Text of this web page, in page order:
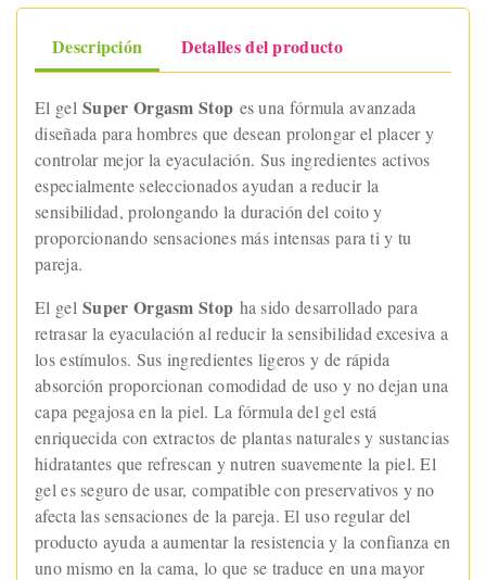
Descripción Detalles del producto
El gelSuper Orgasm Stop es una fórmula avanzada
diseñada para hombres que desean prolongar el placer y
controlar mejor la eyaculación. Sus ingredientes activos
especialmente seleccionados ayudan a reducir la
sensibilidad, prolongando la duración del coito y
proporcionando sensaciones más intensas para ti y tu
pareja.
El gelSuper Orgasm Stop ha sido desarrollado para
retrasar la eyaculación al reducir la sensibilidad excesiva a
los estímulos. Sus ingredientes ligeros y de rápida
absorción proporcionan comodidad de uso y no dejan una
capa pegajosa en la piel. La fórmula del gel está
enriquecida con extractos de plantas naturales y sustancias
hidratantes que refrescan y nutren suavemente la piel. El
gel es seguro de usar, compatible con preservativos y no
afecta las sensaciones de la pareja. El uso regular del
producto ayuda a aumentar la resistencia y la confianza en
uno mismo en la cama, lo que se traduce en una mayor